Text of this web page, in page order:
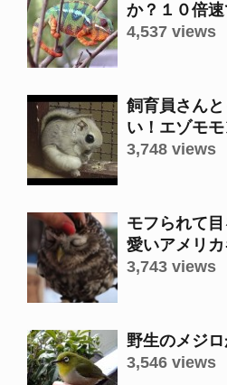
か？１０倍速
4,537 views
飼育員さん
い！エゾモ
3,748 views
モフられて
愛いアメリ
3,743 views
野生のメジ
3,546 views